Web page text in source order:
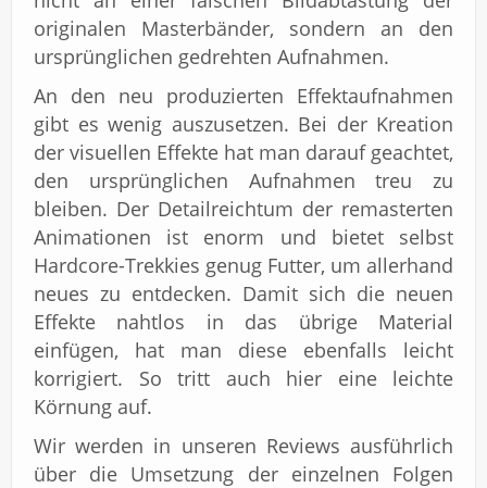
originalen Masterbänder, sondern an den
ursprünglichen gedrehten Aufnahmen.
An den neu produzierten Effektaufnahmen
gibt es wenig auszusetzen. Bei der Kreation
der visuellen Effekte hat man darauf geachtet,
den ursprünglichen Aufnahmen treu zu
bleiben. Der Detailreichtum der remasterten
Animationen ist enorm und bietet selbst
Hardcore-Trekkies genug Futter, um allerhand
neues zu entdecken. Damit sich die neuen
Effekte nahtlos in das übrige Material
einfügen, hat man diese ebenfalls leicht
korrigiert. So tritt auch hier eine leichte
Körnung auf.
Wir werden in unseren Reviews ausführlich
über die Umsetzung der einzelnen Folgen